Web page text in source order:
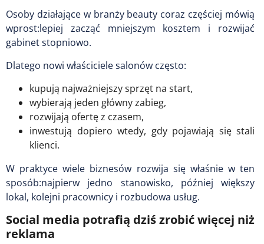
Osoby działające w branży beauty coraz częściej mówią
wprost:lepiej zacząć mniejszym kosztem i rozwijać
gabinet stopniowo.
Dlatego nowi właściciele salonów często:
kupują najważniejszy sprzęt na start,
wybierają jeden główny zabieg,
rozwijają ofertę z czasem,
inwestują dopiero wtedy, gdy pojawiają się stali
klienci.
W praktyce wiele biznesów rozwija się właśnie w ten
sposób:najpierw jedno stanowisko, później większy
lokal, kolejni pracownicy i rozbudowa usług.
Social media potrafią dziś zrobić więcej niż
reklama